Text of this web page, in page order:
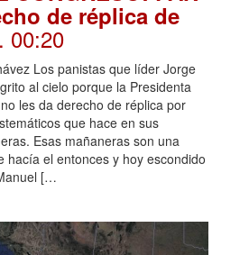
de réplica de
. 00:20
Los panistas que líder Jorge
al cielo porque la Presidenta
les da derecho de réplica por
que hace en sus
Esas mañaneras son una
hacía el entonces y hoy escondido
[…